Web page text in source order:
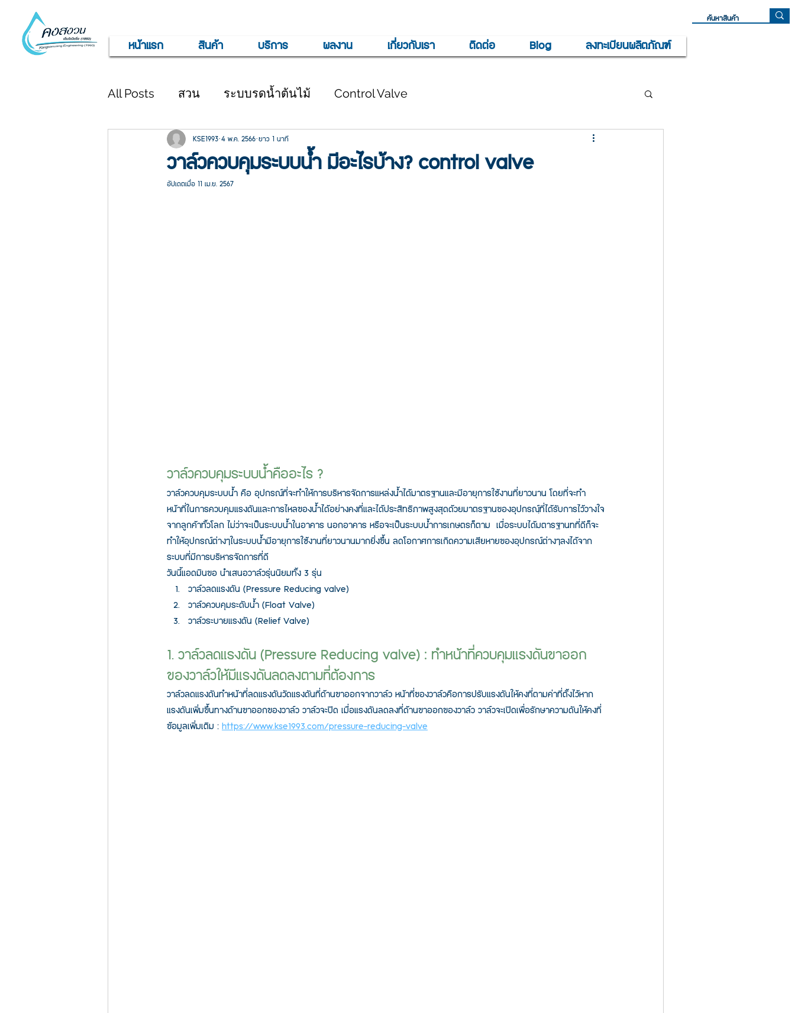
หน้าแรก สินค้า บริการ ผลงาน เกี่ยวกับเรา ติดต่อ Blog ลงทะเบียนผลิตภัณฑ์
All Posts สวน ระบบรดน้ำต้นไม้ Control Valve
วาล์วควบคุมระบบน้ำ มีอะไรบ้าง? control valve
KSE1993 4 พ.ค. 2566 ยาว 1 นาที
อัปเดตเมื่อ 11 เม.ย. 2567
วาล์วควบคุมระบบน้ำคืออะไร ?
วาล์วควบคุมระบบน้ำ คือ อุปกรณ์ที่จะทำให้การบริหารจัดการแหล่งน้ำได้มาตรฐานและมีอายุการใช้งานที่ยาวนาน โดยที่จะทำ
หน้าที่ในการควบคุมแรงดันและการไหลของน้ำได้อย่างคงที่และได้ประสิทธิภาพสูงสุดด้วยมาตรฐานของอุปกรณ์ฺที่ได้รับการไว้วางใจ
จากลูกค้าทั้วโลก ไม่ว่าจะเป็นระบบน้ำในอาคาร นอกอาคาร หรือจะเป็นระบบน้ำการเกษตรก็ตาม  เมื่อระบบได้มตารฐานทที่ดีก็จะ
ทำให้อุปกรณ์ต่างๆในระบบน้ำมีอายุการใช้งานที่ยาวนานมากยิ่งขึ้น ลดโอกาศการเกิดความเสียหายของอุปกรณ์ต่่างๆลงได้จาก
ระบบที่มีการบริหารจัดการที่ดี
วันนี้แอดมินขอ นำเสนอวาล์วรุ่นนิยมทั้ง 3 รุ่น
วาล์วลดแรงดัน (Pressure Reducing valve)
วาล์วควบคุมระดับน้ำ (Float Valve)
วาล์วระบายแรงดัน (Relief Valve)
1. วาล์วลดแรงดัน (Pressure Reducing valve) : ทำหน้าที่ควบคุมแรงดันขาออก
ของวาล์วให้มีแรงดันลดลงตามที่ต้องการ
วาล์วลดแรงดันทำหน้าที่ลดแรงดันวัดแรงดันที่ด้านขาออกจากวาล์ว หน้าที่ของวาล์วคือการปรับแรงดันให้คงที่ตามค่าที่ตั้งไว้หาก
แรงดันเพิ่มขึ้นทางด้านขาออกของวาล์ว วาล์วจะปิด เมื่อแรงดันลดลงที่ด้านขาออกของวาล์ว วาล์วจะเปิดเพื่อรักษาความดันให้คงที่
ข้อมูลเพิ่มเติม : https://www.kse1993.com/pressure-reducing-valve